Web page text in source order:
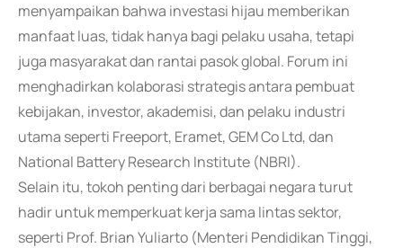
menyampaikan bahwa investasi hijau memberikan
manfaat luas, tidak hanya bagi pelaku usaha, tetapi
juga masyarakat dan rantai pasok global. Forum ini
menghadirkan kolaborasi strategis antara pembuat
kebijakan, investor, akademisi, dan pelaku industri
utama seperti Freeport, Eramet, GEM Co Ltd, dan
National Battery Research Institute (NBRI).
Selain itu, tokoh penting dari berbagai negara turut
hadir untuk memperkuat kerja sama lintas sektor,
seperti Prof. Brian Yuliarto (Menteri Pendidikan Tinggi,